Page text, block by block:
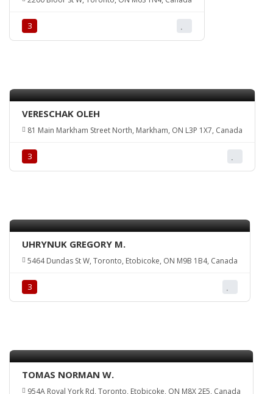
З
VERESCHAK OLEH
81 Main Markham Street North, Markham, ON L3P 1X7, Canada
З
UHRYNUK GREGORY M.
5464 Dundas St W, Toronto, Etobicoke, ON M9B 1B4, Canada
З
TOMAS NORMAN W.
954A Royal York Rd, Toronto, Etobicoke, ON M8X 2E5, Canada